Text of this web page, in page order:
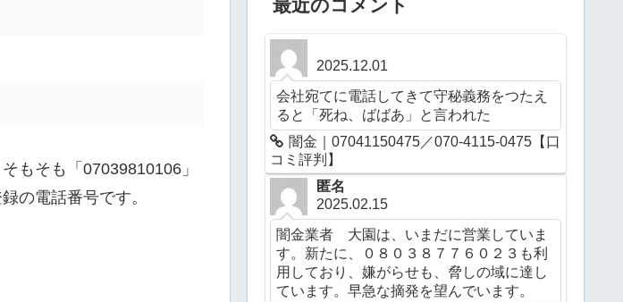
もそも「07039810106」
の電話番号です。
最近のコメント
2025.12.01
会社宛てに電話してきて守秘義務をつたえ
ると「死ね、ばばあ」と言われた
闇金｜07041150475／070-4115-0475【口
コミ評判】
匿名
2025.02.15
闇金業者 大園は、いまだに営業していま
す。新たに、０８０３８７７６０２３も利
用しており、嫌がらせも、脅しの域に達し
ています。早急な摘発を望んでいます。